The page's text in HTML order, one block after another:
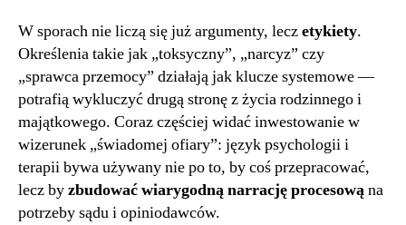
W sporach nie liczą się już argumenty, leczetykiety.
Określenia takie jak „toksyczny”, „narcyz” czy
„sprawca przemocy” działają jak klucze systemowe —
potrafią wykluczyć drugą stronę z życia rodzinnego i
majątkowego. Coraz częściej widać inwestowanie w
wizerunek „świadomej ofiary”: język psychologii i
terapii bywa używany nie po to, by coś przepracować,
lecz byzbudować wiarygodną narrację procesowąna
potrzeby sądu i opiniodawców.